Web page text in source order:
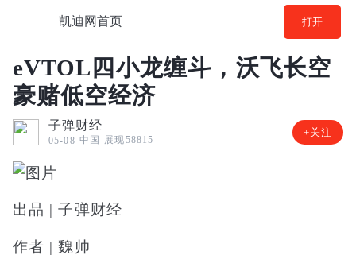
凯迪网首页 打开
eVTOL四小龙缠斗，沃飞长空
豪赌低空经济
子弹财经
05-08 中国 展现58815
+关注
出品 | 子弹财经
作者 | 魏帅